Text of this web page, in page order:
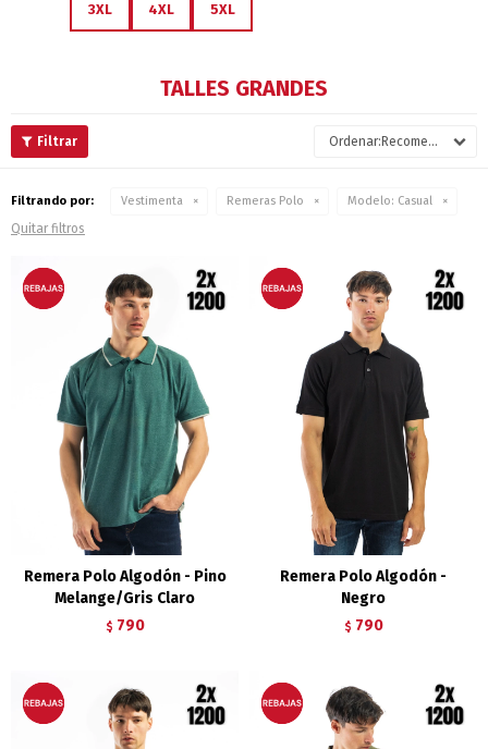
3XL 4XL 5XL
TALLES GRANDES
Recomendados
Filtrando por: Vestimenta Remeras Polo Modelo: Casual
Quitar filtros
Remera Polo Algodón - Pino
Melange/Gris Claro
$ 790
Remera Polo Algodón -
Negro
$ 790